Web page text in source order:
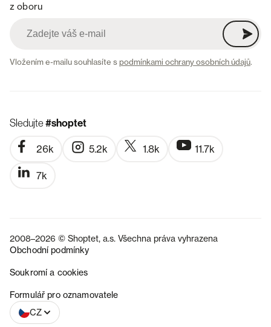
z oboru
Vložením e-mailu souhlasíte spodmínkami ochrany osobních údajů.
Sledujte#shoptet
26k 5.2k 1.8k 11.7k
7k
2008–2026 © Shoptet, a.s. Všechna práva vyhrazena
Obchodní podmínky
Soukromí a cookies
Formulář pro oznamovatele
CZ